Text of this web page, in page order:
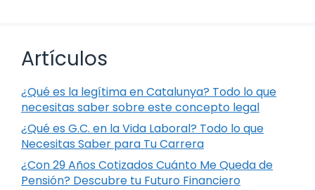
Artículos
¿Qué es la legítima en Catalunya? Todo lo que
necesitas saber sobre este concepto legal
¿Qué es G.C. en la Vida Laboral? Todo lo que
Necesitas Saber para Tu Carrera
¿Con 29 Años Cotizados Cuánto Me Queda de
Pensión? Descubre tu Futuro Financiero